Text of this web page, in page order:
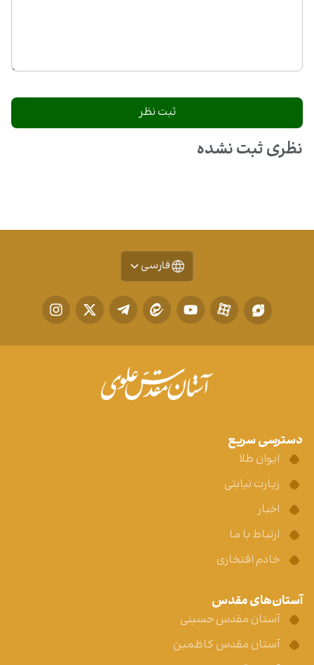
نظری ثبت نشده
فارسی
دسترسی سریع
ایوان طلا
زیارت نیابتی
اخبار
ارتباط با ما
خادم افتخاری
آستان‌های مقدس
آستان مقدس حسینی
آستان مقدس کاظمین